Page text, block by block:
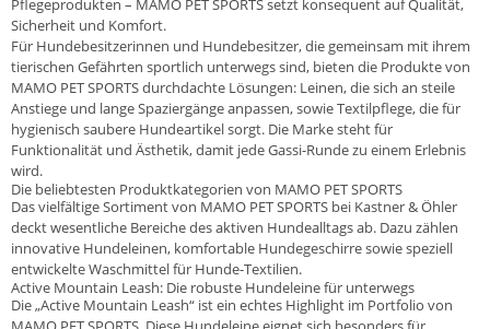
Pflegeprodukten – MAMO PET SPORTS setzt konsequent auf Qualität,
Sicherheit und Komfort.
Für Hundebesitzerinnen und Hundebesitzer, die gemeinsam mit ihrem
tierischen Gefährten sportlich unterwegs sind, bieten die Produkte von
MAMO PET SPORTS durchdachte Lösungen: Leinen, die sich an steile
Anstiege und lange Spaziergänge anpassen, sowie Textilpflege, die für
hygienisch saubere Hundeartikel sorgt. Die Marke steht für
Funktionalität und Ästhetik, damit jede Gassi-Runde zu einem Erlebnis
wird.
Die beliebtesten Produktkategorien von MAMO PET SPORTS
Das vielfältige Sortiment von MAMO PET SPORTS bei Kastner & Öhler
deckt wesentliche Bereiche des aktiven Hundealltags ab. Dazu zählen
innovative Hundeleinen, komfortable Hundegeschirre sowie speziell
entwickelte Waschmittel für Hunde-Textilien.
Active Mountain Leash: Die robuste Hundeleine für unterwegs
Die „Active Mountain Leash“ ist ein echtes Highlight im Portfolio von